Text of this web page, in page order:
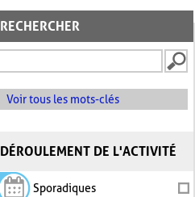
RECHERCHER
Voir tous les mots-clés
DÉROULEMENT DE L'ACTIVITÉ
Sporadiques